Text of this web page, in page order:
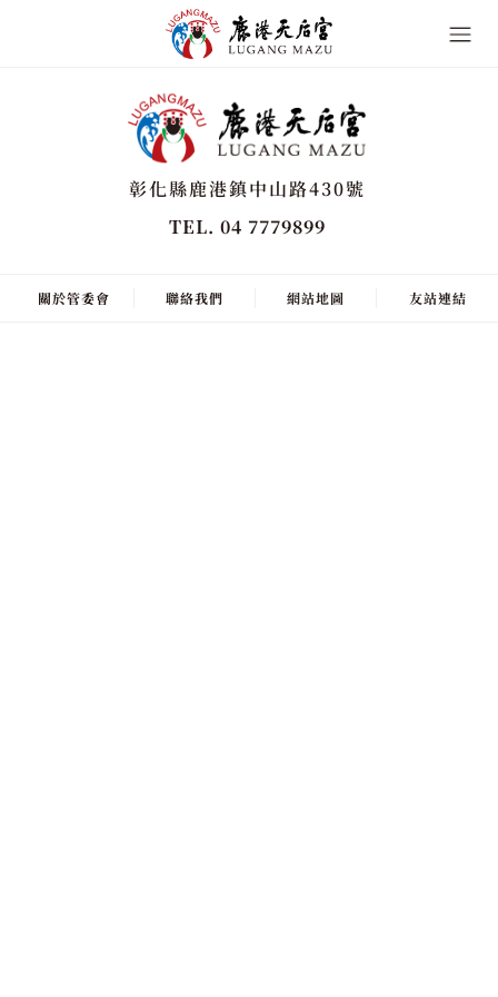
彰化縣鹿港鎮中山路430號
TEL. 04 7779899
關於管委會 聯絡我們 網站地圖 友站連結